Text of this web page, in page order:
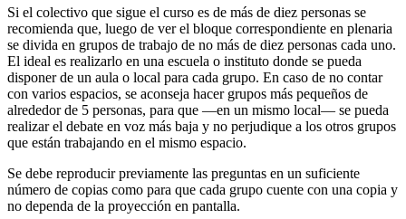
Si el colectivo que sigue el curso es de más de diez personas se
recomienda que, luego de ver el bloque correspondiente en plenaria
se divida en grupos de trabajo de no más de diez personas cada uno.
El ideal es realizarlo en una escuela o instituto donde se pueda
disponer de un aula o local para cada grupo. En caso de no contar
con varios espacios, se aconseja hacer grupos más pequeños de
alrededor de 5 personas, para que —en un mismo local— se pueda
realizar el debate en voz más baja y no perjudique a los otros grupos
que están trabajando en el mismo espacio.
Se debe reproducir previamente las preguntas en un suficiente
número de copias como para que cada grupo cuente con una copia y
no dependa de la proyección en pantalla.